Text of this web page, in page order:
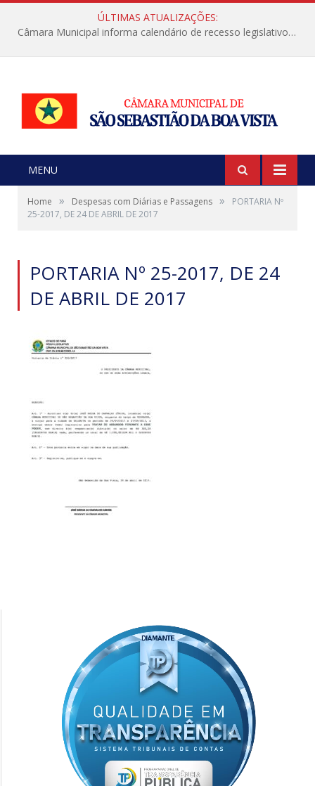
ÚLTIMAS ATUALIZAÇÕES:
Câmara Municipal informa calendário de recesso legislativo de julho
MENU
Home » Despesas com Diárias e Passagens »
PORTARIA Nº
25-2017, DE 24 DE ABRIL DE 2017
PORTARIA Nº 25-2017, DE 24
DE ABRIL DE 2017